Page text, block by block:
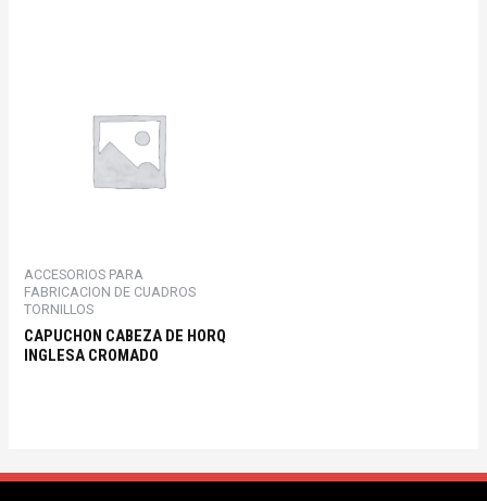
ACCESORIOS PARA
FABRICACION DE CUADROS
TORNILLOS
CAPUCHON CABEZA DE HORQ
INGLESA CROMADO